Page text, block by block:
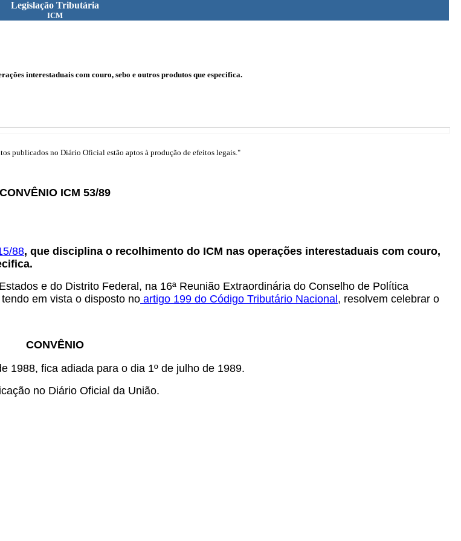
Legislação Tributária
ICM
interestaduais com couro, sebo e outros produtos que especifica.
publicados no Diário Oficial estão aptos à produção de efeitos legais."
CONVÊNIO ICM 53/89
88, que disciplina o recolhimento do ICM nas operações interestaduais com couro,
e do Distrito Federal, na 16ª Reunião Extraordinária do Conselho de Política
em vista o disposto no artigo 199 do Código Tributário Nacional , resolvem celebrar o
CONVÊNIO
1988, fica adiada para o dia 1º de julho de 1989.
no Diário Oficial da União.